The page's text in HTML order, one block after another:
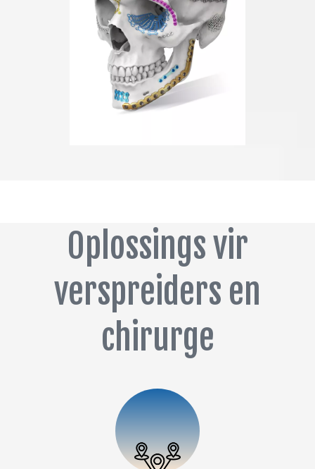
Oplossings vir
verspreiders en
chirurge